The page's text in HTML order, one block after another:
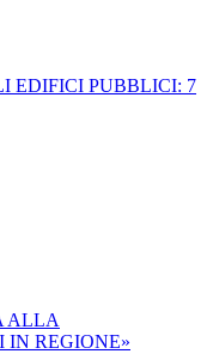
EDIFICI PUBBLICI: 7
ALLA
IN REGIONE»